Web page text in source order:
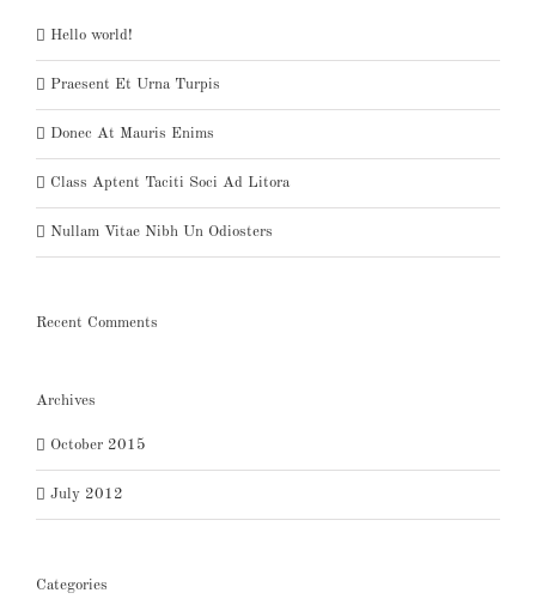
Hello world!
Praesent Et Urna Turpis
Donec At Mauris Enims
Class Aptent Taciti Soci Ad Litora
Nullam Vitae Nibh Un Odiosters
Recent Comments
Archives
October 2015
July 2012
Categories